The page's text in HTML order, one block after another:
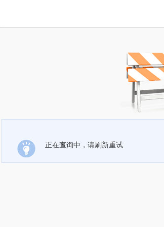
正在查询中，请刷新重试